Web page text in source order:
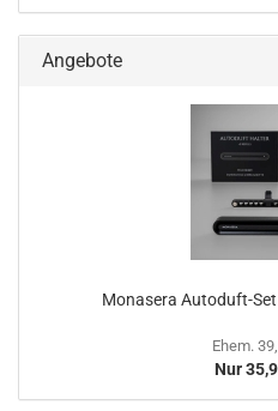
Angebote
Mo­na­se­ra Autoduft-​
Ehem.
Nur